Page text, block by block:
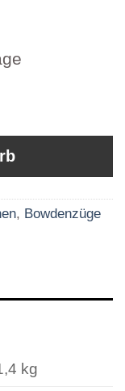
, Bowdenzüge
kg